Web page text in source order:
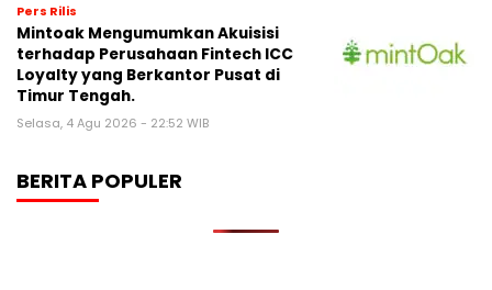
Pers Rilis
Mintoak Mengumumkan Akuisisi
terhadap Perusahaan Fintech ICC
Loyalty yang Berkantor Pusat di
Timur Tengah.
Selasa, 4 Agu 2026 - 22:52 WIB
BERITA POPULER